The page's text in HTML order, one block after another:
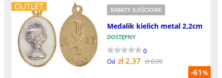
OUTLET
-61%
RABATY ILOŚCIOWE
Medalik kielich metal 2,2cm
DOSTĘPNY
0
Od zł 2,37 zł 8,09